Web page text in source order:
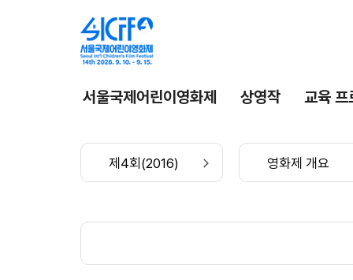
서울국제어린이영화제 상영작 교육 프
제4회(2016) 영화제 개요